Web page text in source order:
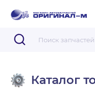
Каталог